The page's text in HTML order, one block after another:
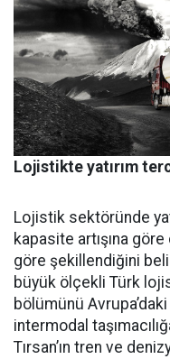
Lojistikte yatırım
Lojistik sektöründe
kapasi­te artışına
göre şekillendiği­ni
büyük ölçekli Türk
bölümü­nü
intermodal
Tırsan’ın tren ve